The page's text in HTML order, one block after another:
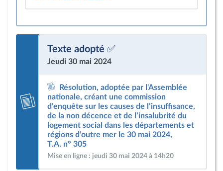
Texte adopté ✅
Jeudi 30 mai 2024
Résolution, adoptée par l'Assemblée
nationale, créant une commission
d’enquête sur les causes de l’insuffisance,
de la non décence et de l’insalubrité du
logement social dans les départements et
régions d’outre mer le 30 mai 2024,
T.A. n° 305
Mise en ligne : jeudi 30 mai 2024 à 14h20